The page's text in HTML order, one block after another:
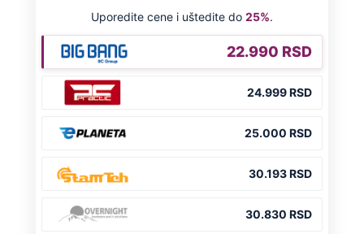
Podkaster pričao o Đokoviću, svi ga
Dino Rađa: "Znate šta, zabole me više
ona stvar i za četnike i za ustaše"
Preporučeno